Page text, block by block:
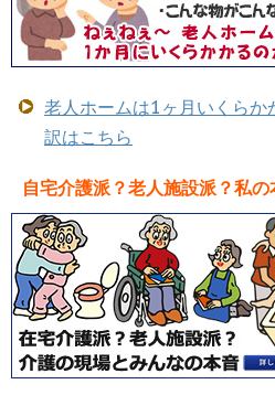
老人ホームは1ヶ月いくら
訳はこちら
自宅介護派？老人施設派？私の